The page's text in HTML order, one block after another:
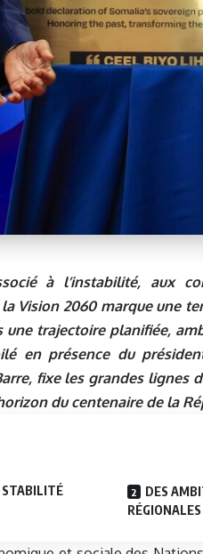
à l’instabilité, aux
Vision 2060 marque une
une trajectoire planifiée,
en présence du
fixe les grandes lignes
du centenaire de la
DES